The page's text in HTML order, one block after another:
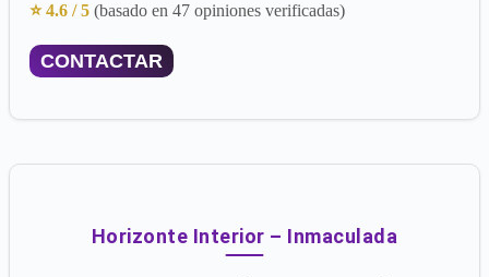
⭐ 4.6 / 5 (basado en 47 opiniones verificadas)
CONTACTAR
Horizonte Interior – Inmaculada